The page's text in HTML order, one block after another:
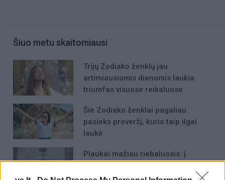
Šiuo metu skaitomiausi
Trijų Zodiako ženklų jau
artimiausiomis dienomis laukia
triumfas visuose reikaluose
Šie Zodiako ženklai pagaliau
pasieks proveržį, kurio taip ilgai
laukė
Plaukai mažiau riebaluosis: į
ingredientą